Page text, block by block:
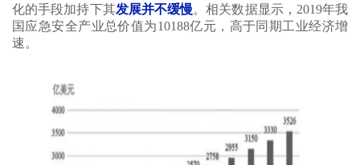
化的手段加持下其发展并不缓慢。相关数据显示，2019年我
国应急安全产业总价值为10188亿元，高于同期工业经济增
速。